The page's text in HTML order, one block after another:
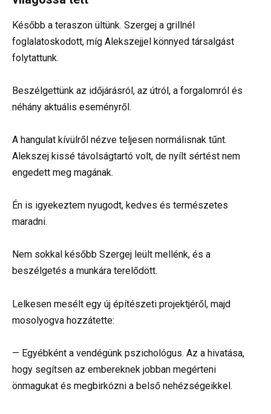
Később a teraszon ültünk. Szergej a grillnél
foglalatoskodott, míg Alekszejjel könnyed társalgást
folytattunk.
Beszélgettünk az időjárásról, az útról, a forgalomról és
néhány aktuális eseményről.
A hangulat kívülről nézve teljesen normálisnak tűnt.
Alekszej kissé távolságtartó volt, de nyílt sértést nem
engedett meg magának.
Én is igyekeztem nyugodt, kedves és természetes
maradni.
Nem sokkal később Szergej leült mellénk, és a
beszélgetés a munkára terelődött.
Lelkesen mesélt egy új építészeti projektjéről, majd
mosolyogva hozzátette:
— Egyébként a vendégünk pszichológus. Az a hivatása,
hogy segítsen az embereknek jobban megérteni
önmagukat és megbirkózni a belső nehézségeikkel.